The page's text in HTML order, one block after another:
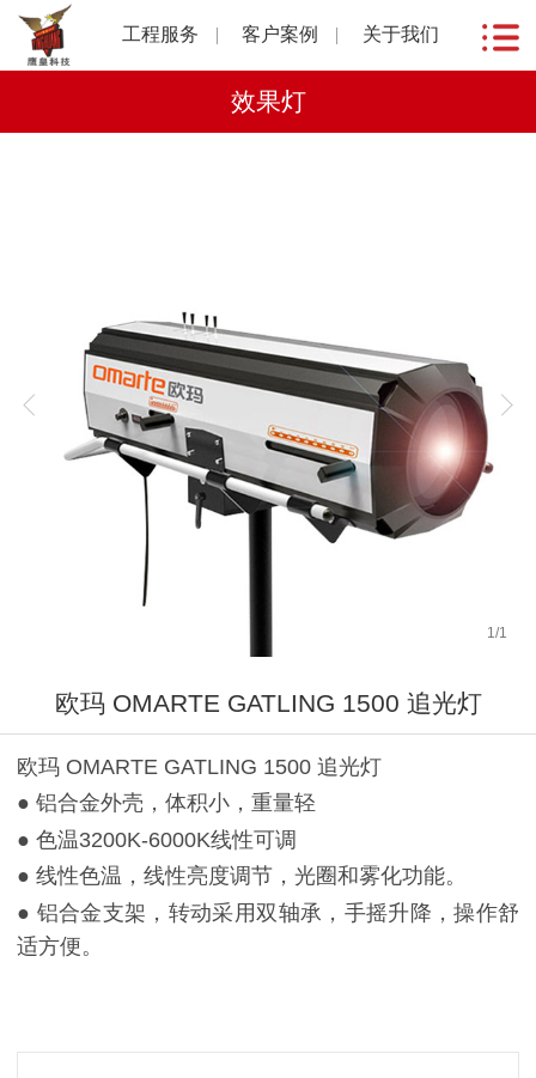
工程服务 客户案例 关于我们
效果灯
1 /1
欧玛 OMARTE GATLING 1500 追光灯
欧玛 OMARTE GATLING 1500 追光灯
● 铝合金外壳，体积小，重量轻
● 色温3200K-6000K线性可调
● 线性色温，线性亮度调节，光圈和雾化功能。
● 铝合金支架，转动采用双轴承，手摇升降，操作舒
适方便。